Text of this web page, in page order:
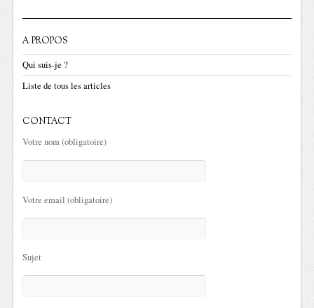
A PROPOS
Qui suis-je ?
Liste de tous les articles
CONTACT
Votre nom (obligatoire)
Votre email (obligatoire)
Sujet